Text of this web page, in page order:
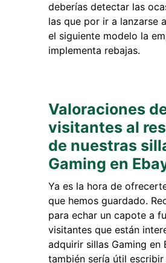
deberías detectar las
las que por ir a lanzarse
el siguiente modelo la
implementa rebajas.
Valoraciones
visitantes al
de nuestras
Gaming en
Ya es la hora de
que hemos guardado.
para echar un capote a
visitantes que están
adquirir sillas Gaming en
también sería útil escribir